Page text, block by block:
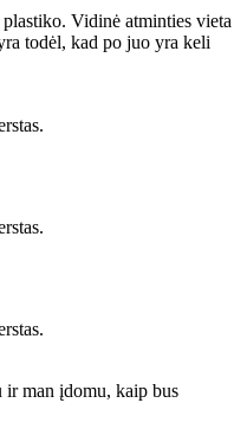
Vidinė atminties vieta
todėl, kad po juo yra keli
ir man įdomu, kaip bus